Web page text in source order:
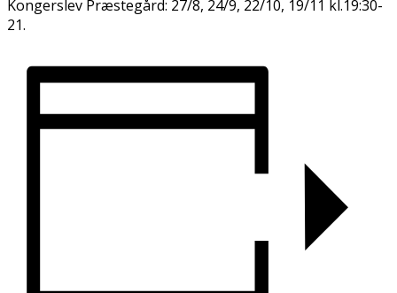
Kongerslev Præstegård: 27/8, 24/9, 22/10, 19/11 kl.19:30-
21.